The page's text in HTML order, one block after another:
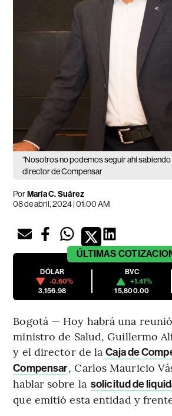
“Nosotros no podemos seguir ahí sabiendo
director de Compensar
PorMaría C. Suárez
08 de abril, 2024 | 01:00 AM
ÚLTIMAS
DÓLAR
-0.60%
3,156.98
BVC
+1.41%
15,800.00
Bogotá — Hoy habrá una
ministro de Salud, Guillermo
y el director de la Caja de
Compensar, Carlos Mauricio
hablar sobre la solicitud de
que emitió esta entidad y